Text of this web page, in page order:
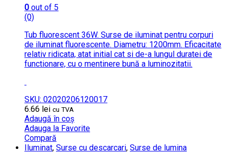
0 out of 5
(0)
Tub fluorescent 36W. Surse de iluminat pentru corpuri
de iluminat fluorescente. Diametru: 1200mm. Eficacitate
relativ ridicata, atat initial cat si de-a lungul duratei de
functionare, cu o mentinere bună a luminozitatii.
SKU: 02020206120017
6.66 lei cu TVA
Adaugă în coș
Adauga la Favorite
Compară
Iluminat, Surse cu descarcari, Surse de lumina